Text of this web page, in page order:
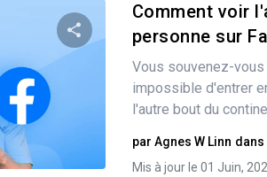
Partager
Facebook Copier le lien
Comment voir
personne sur
Vous souvenez-
impossible d'entrer
l'autre bout du
par Agnes W Linn dans
Mis à jour le 01 Juin,